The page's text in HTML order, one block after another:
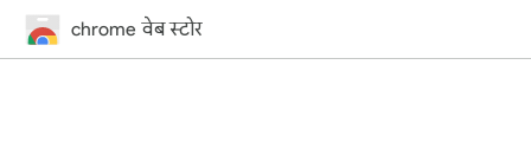
chrome वेब स्टोर